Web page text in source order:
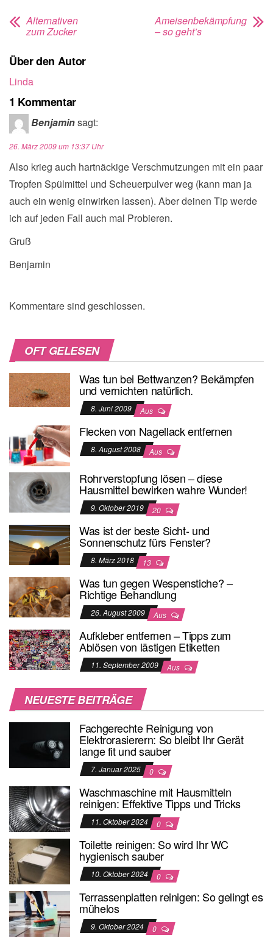
Alternativen
zum Zucker
Ameisenbekämpfung
– so geht’s
Über den Autor
Linda
1 Kommentar
Benjaminsagt:
26. März 2009 um 13:37 Uhr
Also krieg auch hartnäckige Verschmutzungen mit ein paar
Tropfen Spülmittel und Scheuerpulver weg (kann man ja
auch ein wenig einwirken lassen). Aber deinen Tip werde
ich auf jeden Fall auch mal Probieren.
Gruß
Benjamin
Kommentare sind geschlossen.
OFT GELESEN
Was tun bei Bettwanzen? Bekämpfen
und vernichten natürlich.
8. Juni 2009 Aus
Flecken von Nagellack entfernen
8. August 2008 Aus
Rohrverstopfung lösen – diese
Hausmittel bewirken wahre Wunder!
9. Oktober 2019 20
Was ist der beste Sicht- und
Sonnenschutz fürs Fenster?
8. März 2018 13
Was tun gegen Wespenstiche? –
Richtige Behandlung
26. August 2009 Aus
Aufkleber entfernen – Tipps zum
Ablösen von lästigen Etiketten
11. September 2009 Aus
NEUESTE BEITRÄGE
Fachgerechte Reinigung von
Elektrorasierern: So bleibt Ihr Gerät
lange fit und sauber
7. Januar 2025 0
Waschmaschine mit Hausmitteln
reinigen: Effektive Tipps und Tricks
11. Oktober 2024 0
Toilette reinigen: So wird Ihr WC
hygienisch sauber
10. Oktober 2024 0
Terrassenplatten reinigen: So gelingt es
mühelos
9. Oktober 2024 0